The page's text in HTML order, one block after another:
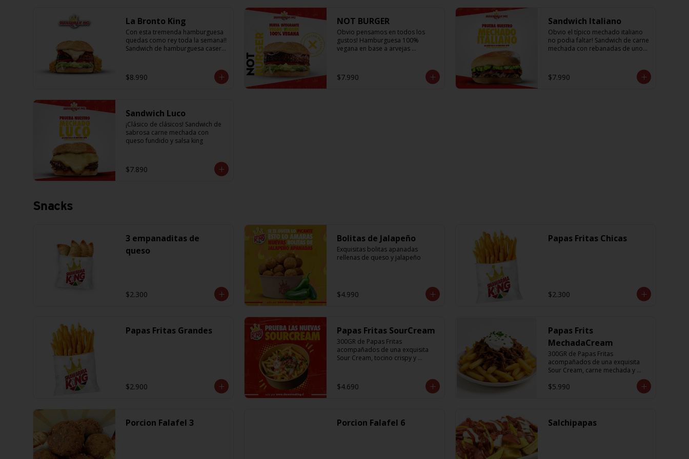
La Bronto King
Con esta tremenda hamburguesa
quedas como rey toda la semana!!
Sandwich de hamburguesa casera,
la plancha, queso fundido,
crujientes papitas hilo y salsa
$8.990
NOT BURGER
Obvio pensamos en todos los
gustos! Hamburguesa 100%
vegana en base a arvejas
sabrosos, cebolla morada que le
da el toque crujiente y Not Mayo
$7.990
Sandwich Italiano
Obvio el típico mechado italiano
no podia faltar! Sandwich de carne
mechada con rebanadas de unos
cremosa que probaras y para
darle el toque una sutil salsa king
$7.990
Sandwich Luco
¡Clásico de clásicos! Sandwich de
sabrosa carne mechada con
queso fundido y salsa king
$7.890
Snacks
3 empanaditas de
queso
$2.300
Bolitas de Jalapeño
Exquisitas bolitas apanadas
rellenas de queso y jalapeño
$4.990
Papas Fritas Chicas
$2.300
Papas Fritas Grandes
$2.900
Papas Fritas SourCream
300GR de Papas Fritas
acompañados de una exquisita
Sour Cream, tocino crispy y
$4.690
Papas Frits
MechadaCream
300GR de Papas Fritas
acompañados de una exquisita
Sour Cream, carne mechada y
$5.990
Porcion Falafel 3 Porcion Falafel 6 Salchipapas